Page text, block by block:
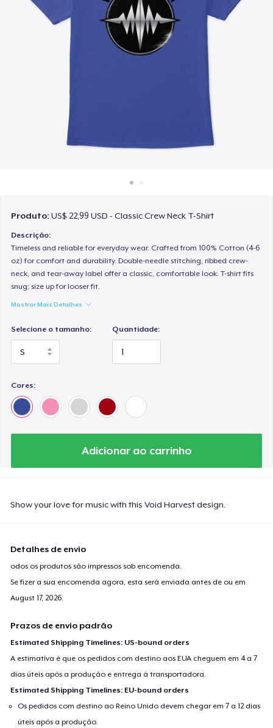
Venda em todo lugar
Venda qualquer coisa
Produto:US$ 22,99 USD - Classic Crew Neck T-Shirt
Descrição:
Timeless and reliable for everyday wear. Crafted from 100% Cotton (4-6
oz) for comfort and durability. Double-needle stitching, ribbed crew-
neck, and tear-away label offer a classic, comfortable look. T-shirt fits
snug; size up for looser fit.
Mostrar Mais Detalhes
Selecione o tamanho: Quantidade:
Cores:
Adicionar ao carrinho
Show your love for music with this Void Harvest design.
Detalhes de envio
odos os produtos são impressos sob encomenda.
Se fizer a sua encomenda agora, esta será enviada antes de ou em
August 17, 2026
Prazos de envio padrão
Estimated Shipping Timelines: US-bound orders
A estimativa é que os pedidos com destino aos EUA cheguem em 4 a 7
dias úteis após a produção e entrega à transportadora.
Estimated Shipping Timelines: EU-bound orders
Os pedidos com destino ao Reino Unido devem chegar em 7 a 12 dias
úteis após a produção.